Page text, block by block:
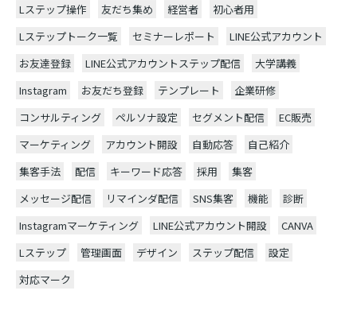
Lステップ操作
友だち集め 経営者
初心者用
Lステップトーク一覧
セミナーレポート
LINE公式アカウント
お友達登録
LINE公式アカウントステップ配信
大学講義
Instagram
お友だち登録 テンプレート
企業研修
コンサルティング
ペルソナ設定 セグメント配信
EC販売
マーケティング
アカウント開設 自動応答
自己紹介
集客手法
配信 キーワード応答 採用
集客
メッセージ配信
リマインダ配信 SNS集客 機能
診断
Instagramマーケティング
LINE公式アカウント開設
CANVA
Lステップ
管理画面 デザイン ステップ配信
設定
対応マーク